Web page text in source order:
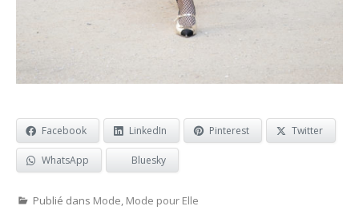
Facebook LinkedIn Pinterest Twitter
WhatsApp Bluesky
Publié dans Mode, Mode pour Elle